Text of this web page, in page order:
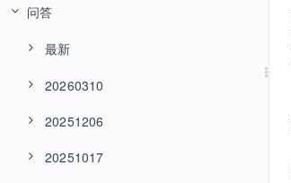
问答
最新
20260310
20251206
20251017